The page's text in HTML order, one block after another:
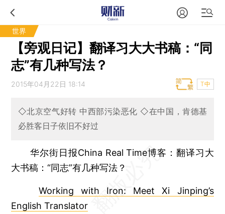
世界
【旁观日记】翻译习大大书稿：“同
志”有几种写法？
2015年04月22日 18:14 T中
◇北京空气好转 中西部污染恶化 ◇在中国，肯德基
必胜客日子依旧不好过
华尔街日报China Real Time博客：翻译习大
大书稿：“同志”有几种写法？
Working with Iron: Meet Xi Jinping’s
English Translator